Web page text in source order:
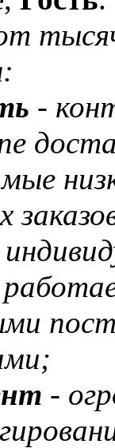
-
-